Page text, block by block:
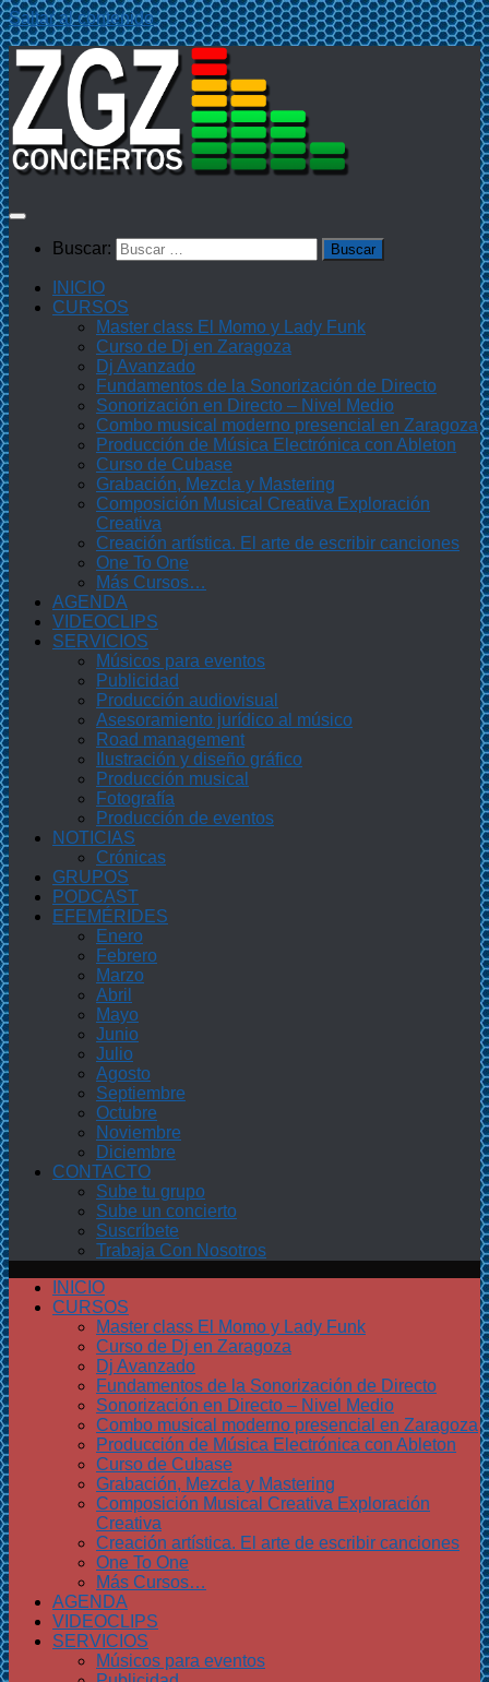
Saltar al contenido
Buscar:
INICIO
CURSOS
Master class El Momo y Lady Funk
Curso de Dj en Zaragoza
Dj Avanzado
Fundamentos de la Sonorización de Directo
Sonorización en Directo – Nivel Medio
Combo musical moderno presencial en Zaragoza
Producción de Música Electrónica con Ableton
Curso de Cubase
Grabación, Mezcla y Mastering
Composición Musical Creativa Exploración
Creativa
Creación artística. El arte de escribir canciones
One To One
Más Cursos…
AGENDA
VIDEOCLIPS
SERVICIOS
Músicos para eventos
Publicidad
Producción audiovisual
Asesoramiento jurídico al músico
Road management
Ilustración y diseño gráfico
Producción musical
Fotografía
Producción de eventos
NOTICIAS
Crónicas
GRUPOS
PODCAST
EFEMÉRIDES
Enero
Febrero
Marzo
Abril
Mayo
Junio
Julio
Agosto
Septiembre
Octubre
Noviembre
Diciembre
CONTACTO
Sube tu grupo
Sube un concierto
Suscríbete
Trabaja Con Nosotros
INICIO
CURSOS
Master class El Momo y Lady Funk
Curso de Dj en Zaragoza
Dj Avanzado
Fundamentos de la Sonorización de Directo
Sonorización en Directo – Nivel Medio
Combo musical moderno presencial en Zaragoza
Producción de Música Electrónica con Ableton
Curso de Cubase
Grabación, Mezcla y Mastering
Composición Musical Creativa Exploración
Creativa
Creación artística. El arte de escribir canciones
One To One
Más Cursos…
AGENDA
VIDEOCLIPS
SERVICIOS
Músicos para eventos